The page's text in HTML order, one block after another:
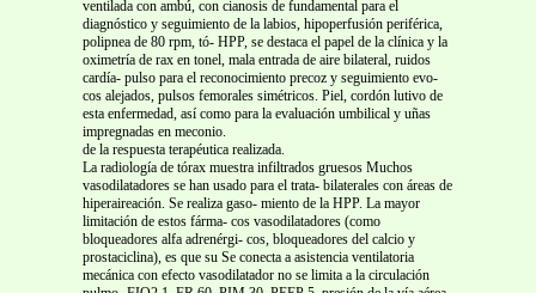
ventilada con ambú, con cianosis de fundamental para el
diagnóstico y seguimiento de la labios, hipoperfusión periférica,
polipnea de 80 rpm, tó- HPP, se destaca el papel de la clínica y la
oximetría de rax en tonel, mala entrada de aire bilateral, ruidos
cardía- pulso para el reconocimiento precoz y seguimiento evo-
cos alejados, pulsos femorales simétricos. Piel, cordón lutivo de
esta enfermedad, así como para la evaluación umbilical y uñas
impregnadas en meconio.
de la respuesta terapéutica realizada.
La radiología de tórax muestra infiltrados gruesos Muchos
vasodilatadores se han usado para el trata- bilaterales con áreas de
hiperaireación. Se realiza gaso- miento de la HPP. La mayor
limitación de estos fárma- cos vasodilatadores (como
bloqueadores alfa adrenérgi- cos, bloqueadores del calcio y
prostaciclina), es que su Se conecta a asistencia ventilatoria
mecánica con efecto vasodilatador no se limita a la circulación